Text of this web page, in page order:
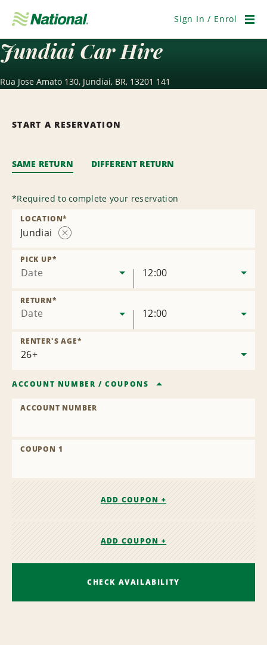
Navigation
Sign In / Enrol
Jundiai Car Hire
Rua Jose Amato 130, Jundiai, BR, 13201 141
START A RESERVATION
SAME RETURN DIFFERENT RETURN
*Required to complete your reservation
Jundiai
LOCATION*
Date
PICK UP*
12:00
Date
RETURN*
12:00
RENTER'S AGE*
ACCOUNT NUMBER /COUPONS
ACCOUNT NUMBER
COUPON 1
ADD COUPON +
ADD COUPON +
CHECK AVAILABILITY